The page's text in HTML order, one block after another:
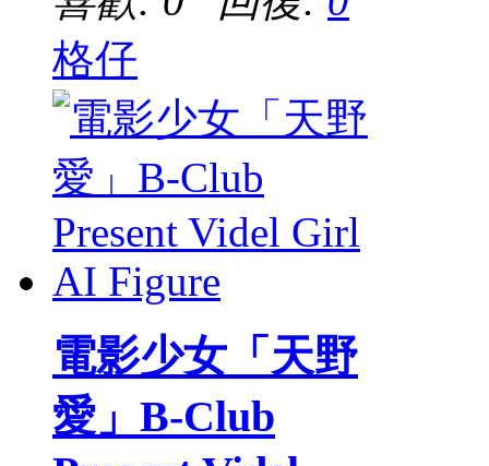
格仔
電影少女「天野
愛」B-Club